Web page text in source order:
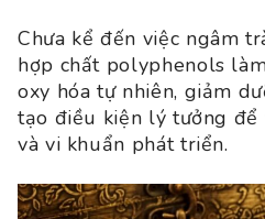
Chưa kể đến việc ngâm
hợp chất polyphenols
oxy hóa tự nhiên, giảm
tạo điều kiện lý tưởng để
và vi khuẩn phát triển.